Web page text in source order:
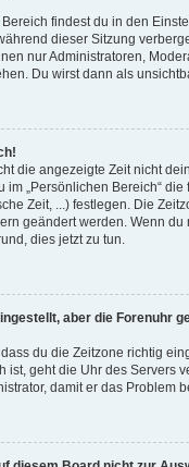
findest du in den
dieser Sitzung
nur Administratoren,
Du wirst dann als
die angezeigte Zeit nicht
im „Persönlichen Bereich“
Zeit, ...) festlegen. Die
geändert werden. Wenn du
dies jetzt zu tun.
aber die Forenuhr
du die Zeitzone richtig
ist, geht die Uhr des Servers
damit er das Problem